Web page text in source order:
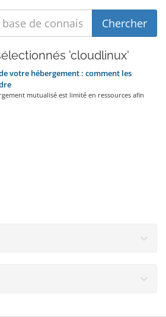
'cloudlinux'
votre hébergement : comment les
mutualisé est limité en ressources afin